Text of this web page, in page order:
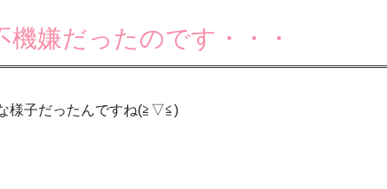
嫌だったのです・・・
様子だったんですね(≧▽≦)